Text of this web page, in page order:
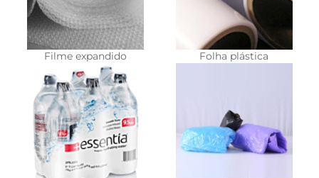
Filme expandido Folha plástica